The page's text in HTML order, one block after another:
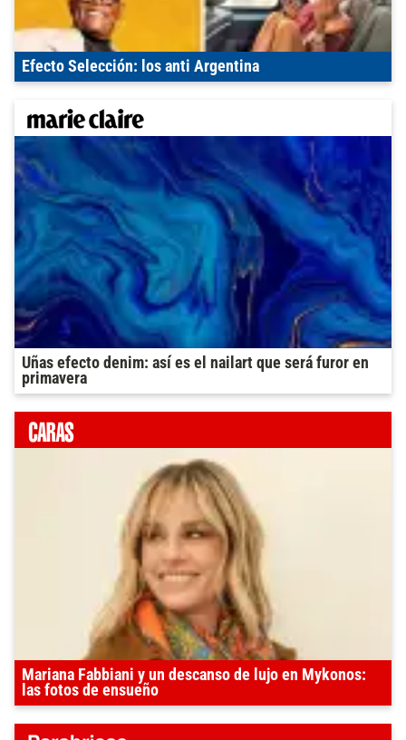
Efecto Selección: los anti Argentina
Uñas efecto denim: así es el nailart que será furor en
primavera
Mariana Fabbiani y un descanso de lujo en Mykonos:
las fotos de ensueño